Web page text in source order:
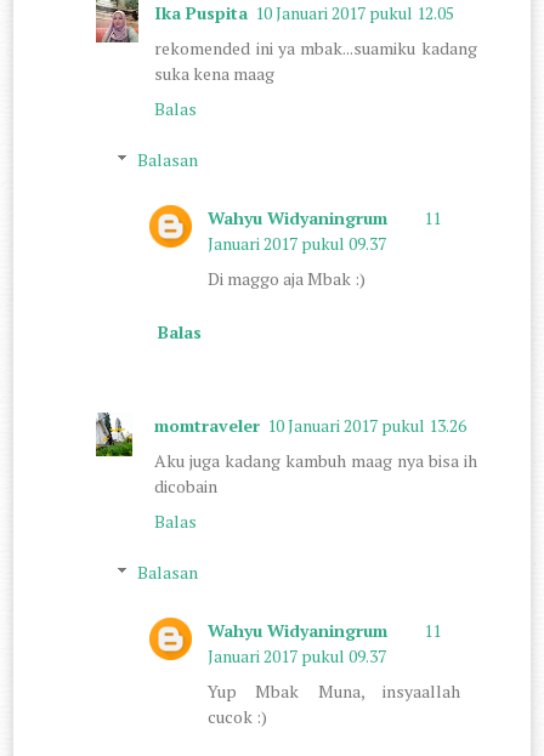
Ika Puspita 10 Januari 2017 pukul 12.05
rekomended ini ya mbak...suamiku kadang
suka kena maag
Balas
Balasan
Wahyu Widyaningrum
11
Januari 2017 pukul 09.37
Di maggo aja Mbak :)
Balas
momtraveler 10 Januari 2017 pukul 13.26
Aku juga kadang kambuh maag nya bisa ih
dicobain
Balas
Balasan
Wahyu Widyaningrum
11
Januari 2017 pukul 09.37
Yup Mbak Muna, insyaallah
cucok :)